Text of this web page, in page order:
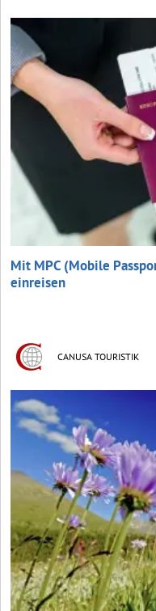
Mit MPC (Mobile
einreisen
CANUSA TOURISTIK